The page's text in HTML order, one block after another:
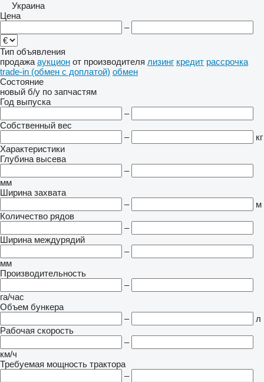
Украина
Цена
–
Тип объявления
продажа аукцион от производителя лизинг кредит рассрочка
trade-in (обмен с доплатой) обмен
Состояние
новый б/у по запчастям
Год выпуска
–
Собственный вес
–
кг
Характеристики
Глубина высева
–
мм
Ширина захвата
–
м
Количество рядов
–
Ширина междурядий
–
мм
Производительность
–
га/час
Объем бункера
–
л
Рабочая скорость
–
км/ч
Требуемая мощность трактора
–